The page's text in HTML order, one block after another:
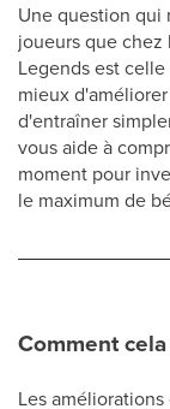
Une question qui
joueurs que chez
Legends est
mieux
d'entraîner
vous aide à
moment pour
le maximum de
Comment
Les